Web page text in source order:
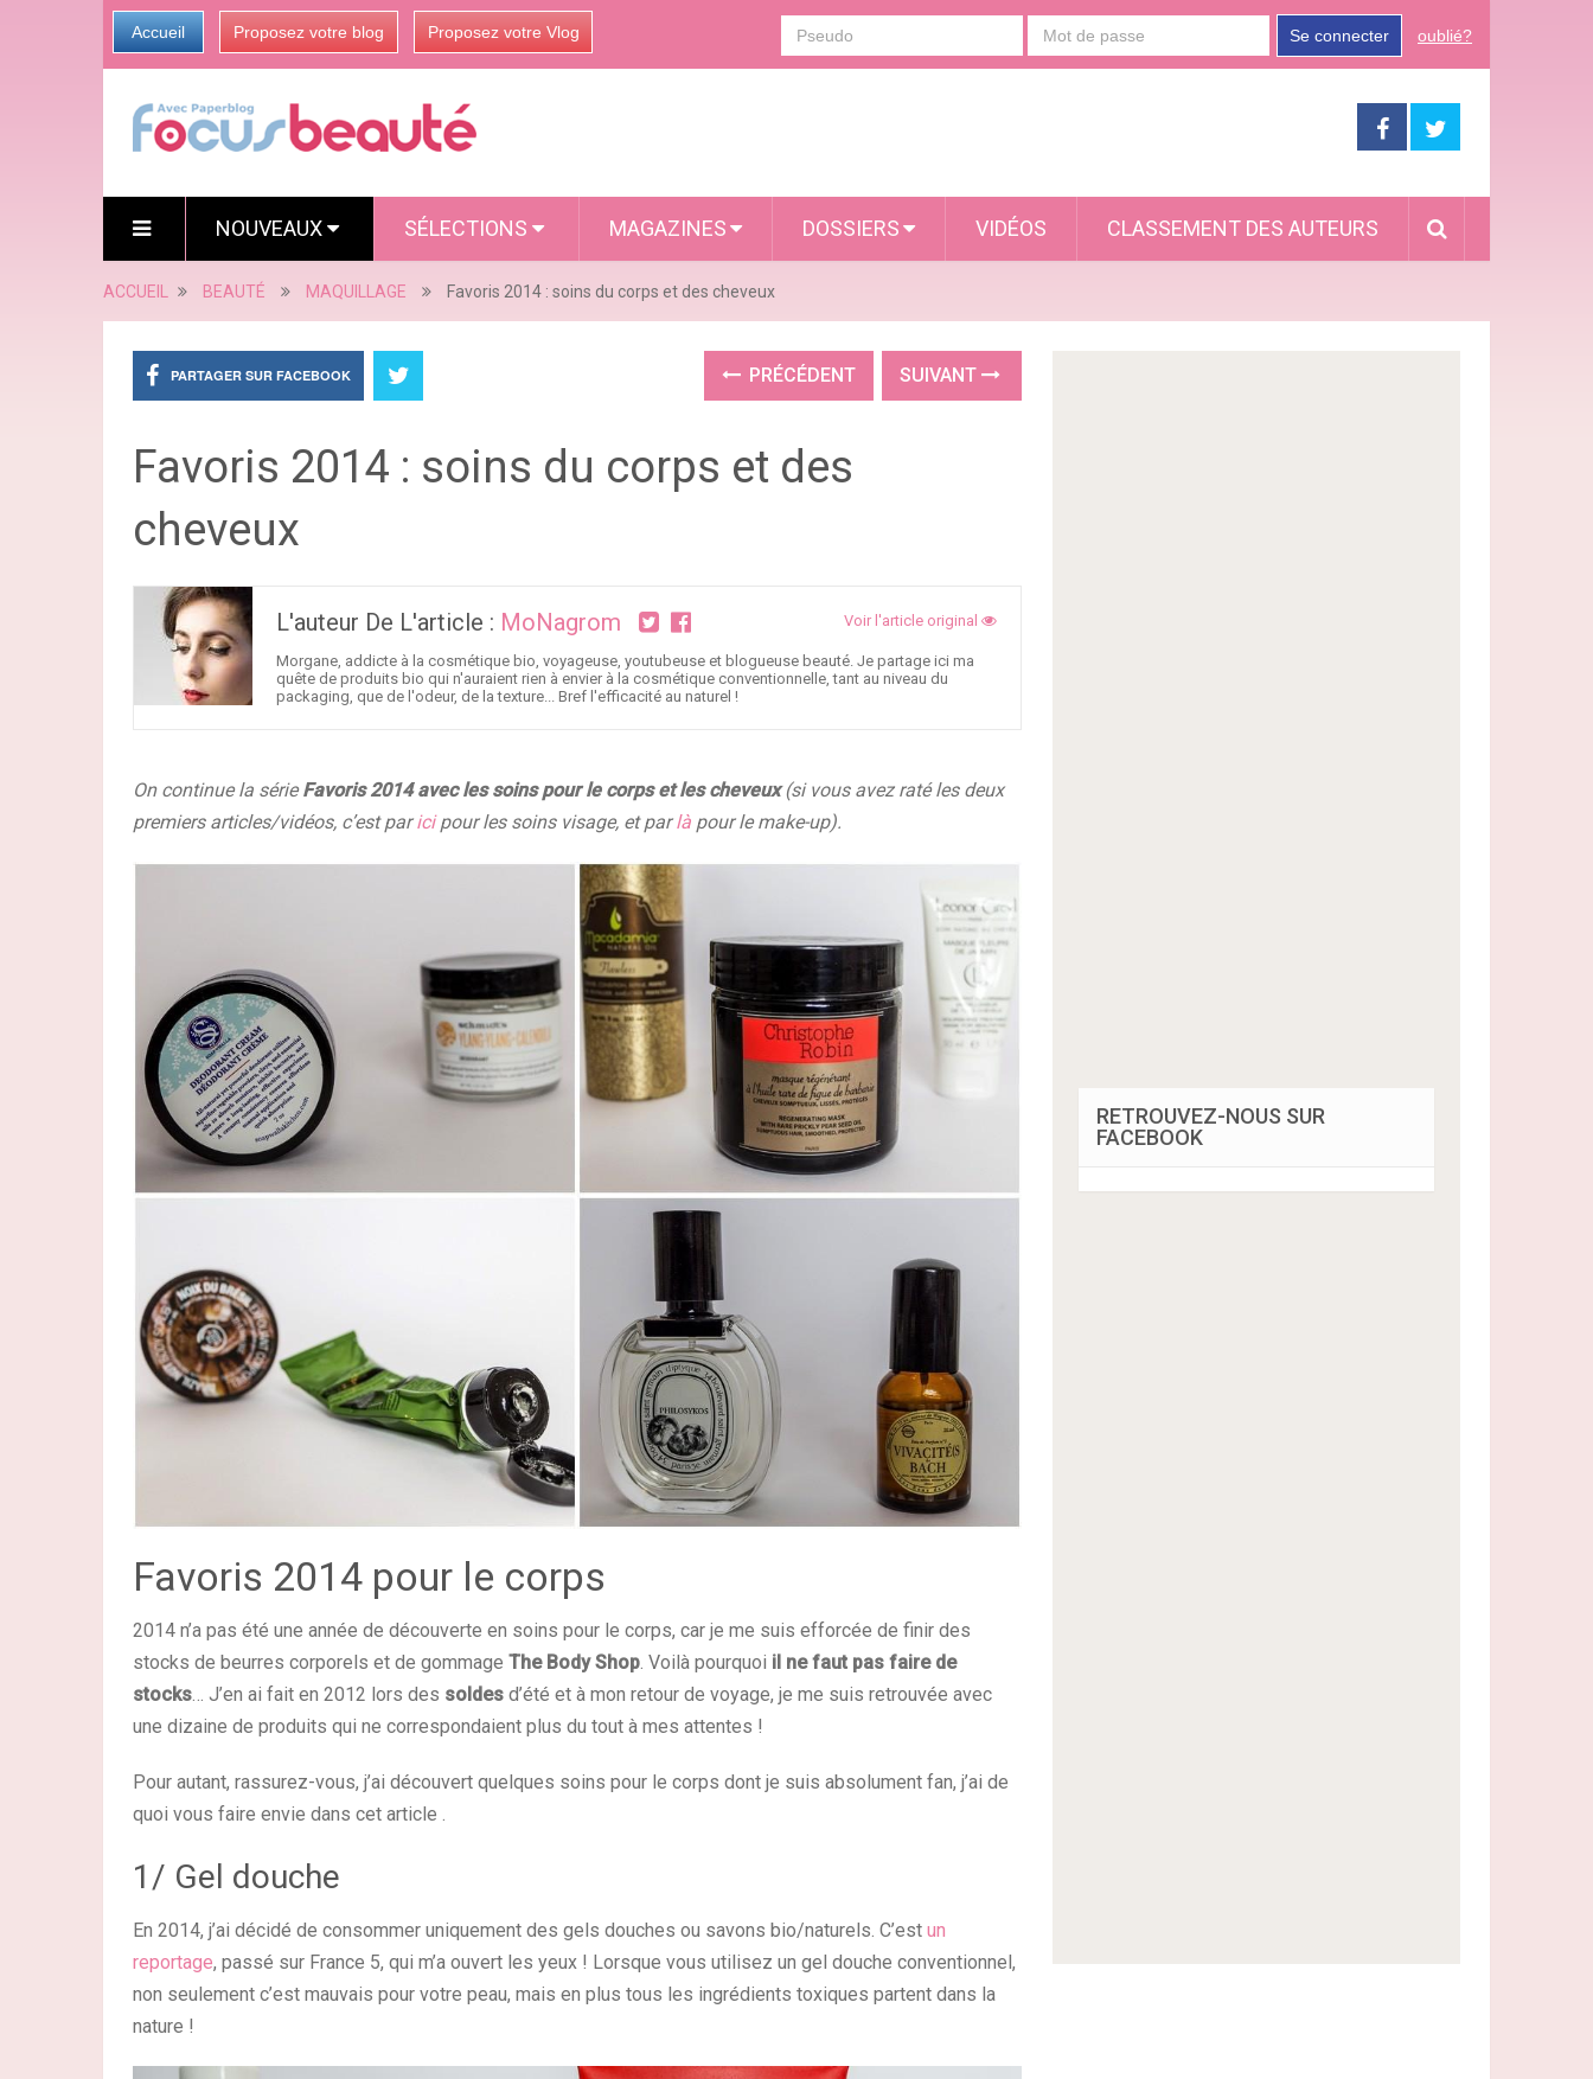
Accueil Proposez votre blog Proposez votre Vlog Se connecter oublié?
NOUVEAUX SÉLECTIONS MAGAZINES DOSSIERS VIDÉOS CLASSEMENT DES AUTEURS
ACCUEIL BEAUTÉ MAQUILLAGE Favoris 2014 : soins du corps et des cheveux
PARTAGER SUR FACEBOOK PRÉCÉDENT SUIVANT
Favoris 2014 : soins du corps et des
cheveux
L'auteur De L'article : MoNagrom Voir l'article original
Morgane, addicte à la cosmétique bio, voyageuse, youtubeuse et blogueuse beauté. Je partage ici ma
quête de produits bio qui n'auraient rien à envier à la cosmétique conventionnelle, tant au niveau du
packaging, que de l'odeur, de la texture... Bref l'efficacité au naturel !
On continue la sérieFavoris 2014 avec les soins pour le corps et les cheveux(si vous avez raté les deux
premiers articles/vidéos, c’est paricipour les soins visage, et parlà pour le make-up).
Favoris 2014 pour le corps
2014 n’a pas été une année de découverte en soins pour le corps, car je me suis efforcée de finir des
stocks de beurres corporels et de gommage The Body Shop . Voilà pourquoi il ne faut pas faire de
stocks … J’en ai fait en 2012 lors des soldes d’été et à mon retour de voyage, je me suis retrouvée avec
une dizaine de produits qui ne correspondaient plus du tout à mes attentes !
Pour autant, rassurez-vous, j’ai découvert quelques soins pour le corps dont je suis absolument fan, j’ai de
quoi vous faire envie dans cet article .
1/ Gel douche
En 2014, j’ai décidé de consommer uniquement des gels douches ou savons bio/naturels. C’est un
reportage, passé sur France 5, qui m’a ouvert les yeux ! Lorsque vous utilisez un gel douche conventionnel,
non seulement c’est mauvais pour votre peau, mais en plus tous les ingrédients toxiques partent dans la
nature !
RETROUVEZ-NOUS SUR
FACEBOOK